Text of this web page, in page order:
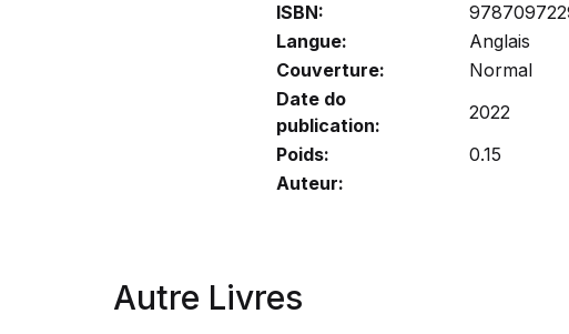
ISBN:
Langue:
Anglais
Couverture:
Normal
Date do
publication:
2022
Poids:
0.15
Auteur:
Autre Livres